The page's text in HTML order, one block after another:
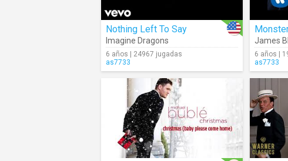
Nothing Left To Say
Imagine Dragons
6 años | 24967 jugadas
as7733
James
6 años |
as7733